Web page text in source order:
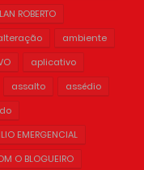
ROBERTO
ambiente
aplicativo
assalto
assédio
EMERGENCIAL
O BLOGUEIRO